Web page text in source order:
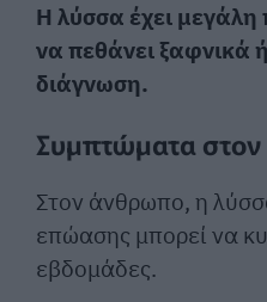
Η λύσσα έχει μεγάλη
να πεθάνει ξαφνικά
διάγνωση.
Συμπτώματα
Στον άνθρωπο, η
επώασης μπορεί να
εβδομάδες.